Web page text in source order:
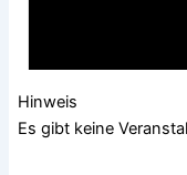
Hinweis
Es gibt keine